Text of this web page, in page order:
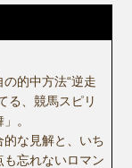
的中方法“逆走
る、競馬スピリ
。
な見解と、いち
忘れないロマン